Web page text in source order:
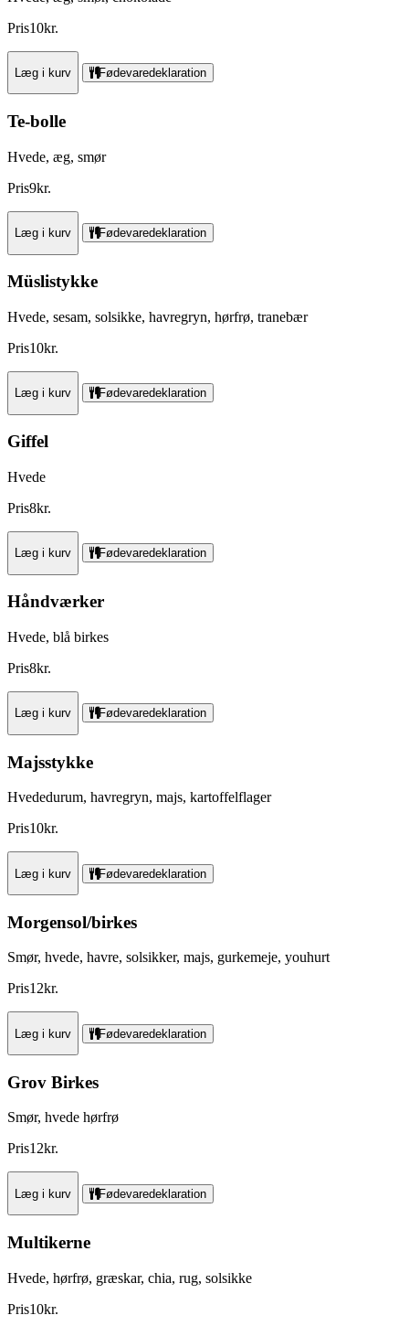
Pris10kr.
Læg i kurv Fødevaredeklaration
Te-bolle
Hvede, æg, smør
Pris9kr.
Læg i kurv Fødevaredeklaration
Müslistykke
Hvede, sesam, solsikke, havregryn, hørfrø, tranebær
Pris10kr.
Læg i kurv Fødevaredeklaration
Giffel
Hvede
Pris8kr.
Læg i kurv Fødevaredeklaration
Håndværker
Hvede, blå birkes
Pris8kr.
Læg i kurv Fødevaredeklaration
Majsstykke
Hvededurum, havregryn, majs, kartoffelflager
Pris10kr.
Læg i kurv Fødevaredeklaration
Morgensol/birkes
Smør, hvede, havre, solsikker, majs, gurkemeje, youhurt
Pris12kr.
Læg i kurv Fødevaredeklaration
Grov Birkes
Smør, hvede hørfrø
Pris12kr.
Læg i kurv Fødevaredeklaration
Multikerne
Hvede, hørfrø, græskar, chia, rug, solsikke
Pris10kr.